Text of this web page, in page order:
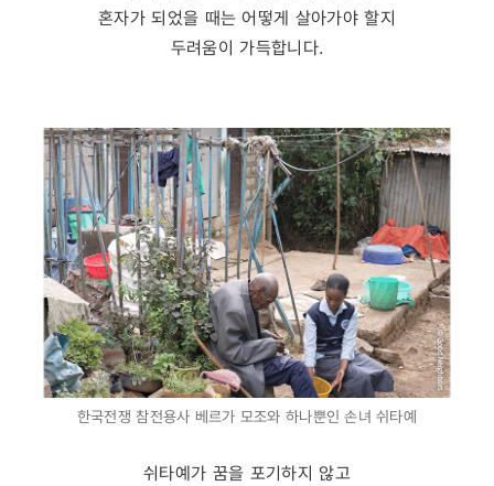
혼자가 되었을 때는 어떻게 살아가야 할지
두려움이 가득합니다.
한국전쟁 참전용사 베르가 모조와 하나뿐인 손녀 쉬타예
쉬타예가 꿈을 포기하지 않고